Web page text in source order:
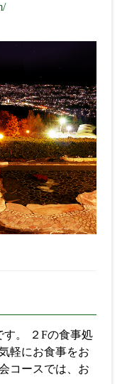
す。 ２Fの食事処
軽にお食事をお
コースでは、お